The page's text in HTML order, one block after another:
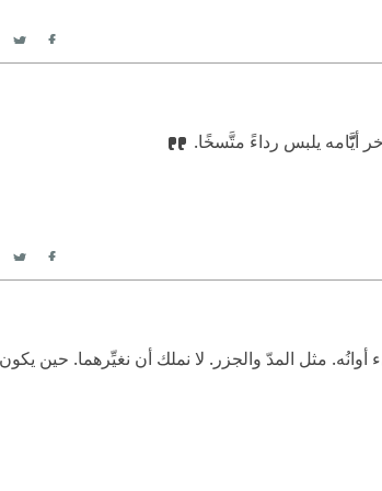
أيَّّامه يلبس رداءً متَّسخًا.
مثل المدّ والجزر. لا نملك أن نغيِّرهما. حين يكون